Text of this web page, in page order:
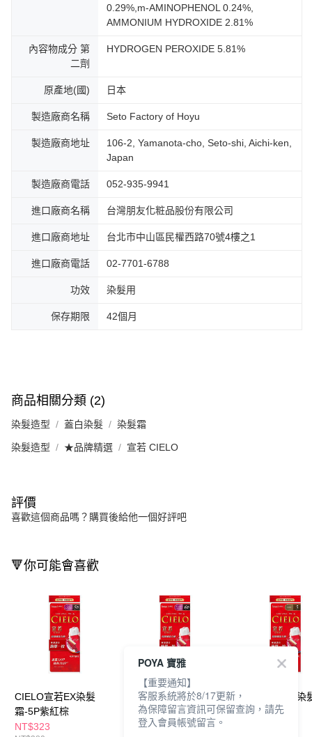
0.29%,m-AMINOPHENOL 0.24%,
AMMONIUM HYDROXIDE 2.81%
內容物成分 第
二劑
HYDROGEN PEROXIDE 5.81%
原產地(國) 日本
製造廠商名稱 Seto Factory of Hoyu
製造廠商地址
106-2, Yamanota-cho, Seto-shi, Aichi-ken,
Japan
製造廠商電話 052-935-9941
進口廠商名稱 台灣朋友化粧品股份有限公司
進口廠商地址 台北市中山區民權西路70號4樓之1
進口廠商電話 02-7701-6788
功效 染髮用
保存期限 42個月
商品相關分類 (2)
染髮造型 蓋白染髮 染髮霜
染髮造型 ★品牌精選 宣若 CIELO
評價
喜歡這個商品嗎？購買後給他一個好評吧
🔻你可能會喜歡
CIELO宣若EX染髮
霜-5P紫紅棕
NT$323
CIELO宣若EX染髮
霜-6P深紅棕
NT$323
CIELO宣若EX染
霜-5自然棕
POYA 寶雅
【重要通知】
客服系統將於8/17更新，
為保障留言資訊可保留查詢，請先
登入會員帳號留言。